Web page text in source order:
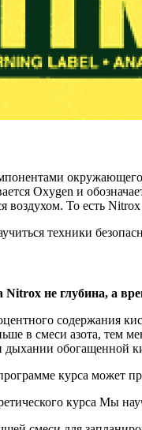
окружающего
Oxygen и
воздухом. То есть
техники
Nitrox не глубина, а
содержания
в смеси азота, тем
дыхании обогащенной
курса может
курса Мы